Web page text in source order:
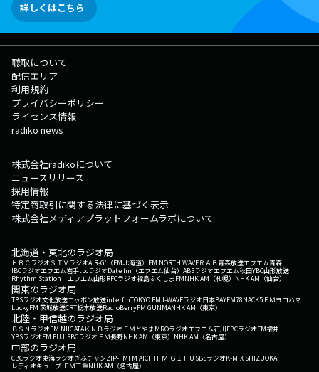
詳しくはこちら
聴取について
配信エリア
利用規約
プライバシーポリシー
ライセンス情報
radiko news
株式会社radikoについて
ニュースリリース
採用情報
特定商取引に関する法律に基づく表示
株式会社メディアプラットフォームラボについて
北海道・東北のラジオ局
ＨＢＣラジオＳＴＶラジオAIR-G'（FM北海道） FM NORTH WAVEＲＡＢ青森放送エフエム青森
IBCラジオエフエム岩手tbcラジオDate fm（エフエム仙台） ABSラジオエフエム秋田YBC山形放送
Rhythm Station エフエム山形RFCラジオ福島ふくしまFMNHK AM（札幌） NHK AM（仙台）
関東のラジオ局
TBSラジオ文化放送ニッポン放送interfmTOKYO FMJ-WAVEラジオ日本BAYFM78NACK5 ＦＭヨコハマ
LuckyFM 茨城放送CRT栃木放送RadioBerryFM GUNMANHK AM（東京）
北陸・甲信越のラジオ局
ＢＳＮラジオFM NIIGATAＫＮＢラジオ ＦＭとやまMROラジオエフエム石川FBCラジオFM福井
YBSラジオFM FUJISBCラジオ ＦＭ長野NHK AM（東京） NHK AM（名古屋）
中部のラジオ局
CBCラジオ東海ラジオぎふチャンZIP-FMFM AICHI ＦＭ ＧＩＦＵ SBSラジオK-MIX SHIZUOKA
レディオキューブ ＦＭ三重NHK AM（名古屋）